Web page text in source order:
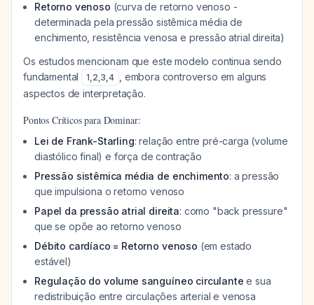
Retorno venoso (curva de retorno venoso -
determinada pela pressão sistêmica média de
enchimento, resistência venosa e pressão atrial direita)
Os estudos mencionam que este modelo continua sendo
fundamental
1,2,3,4
, embora controverso em alguns
aspectos de interpretação.
Pontos Críticos para Dominar:
Lei de Frank-Starling: relação entre pré-carga (volume
diastólico final) e força de contração
Pressão sistêmica média de enchimento: a pressão
que impulsiona o retorno venoso
Papel da pressão atrial direita: como "back pressure"
que se opõe ao retorno venoso
Débito cardíaco = Retorno venoso (em estado
estável)
Regulação do volume sanguíneo circulante e sua
redistribuição entre circulações arterial e venosa